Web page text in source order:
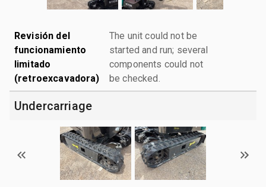
Revisión del
funcionamiento
limitado
(retroexcavadora)
The unit could not be
started and run; several
components could not
be checked.
Undercarriage